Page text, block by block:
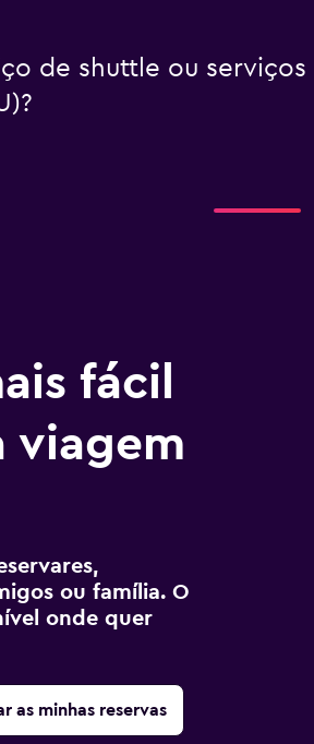
de shuttle ou
fácil
viagem
ou família. O
onde quer
as minhas reservas